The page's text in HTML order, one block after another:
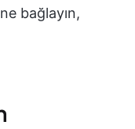
bağlayın,